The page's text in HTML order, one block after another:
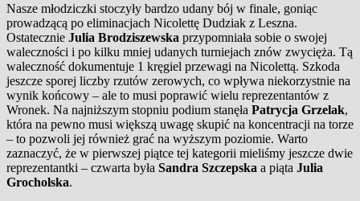
Nasze młodziczki stoczyły bardzo udany bój w finale, goniąc
prowadzącą po eliminacjach Nicolettę Dudziak z Leszna.
Ostatecznie Julia Brodziszewska przypomniała sobie o swojej
waleczności i po kilku mniej udanych turniejach znów zwycięża. Tą
waleczność dokumentuje 1 kręgiel przewagi na Nicolettą. Szkoda
jeszcze sporej liczby rzutów zerowych, co wpływa niekorzystnie na
wynik końcowy – ale to musi poprawić wielu reprezentantów z
Wronek. Na najniższym stopniu podium stanęła Patrycja Grzelak,
która na pewno musi większą uwagę skupić na koncentracji na torze
– to pozwoli jej również grać na wyższym poziomie. Warto
zaznaczyć, że w pierwszej piątce tej kategorii mieliśmy jeszcze dwie
reprezentantki – czwarta była Sandra Szczepska a piąta Julia
Grocholska.